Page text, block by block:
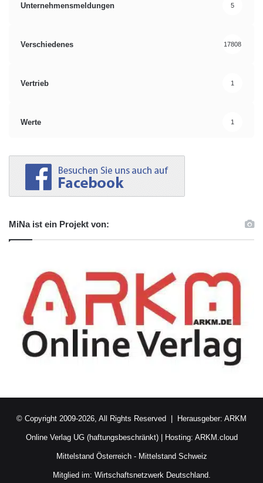
Unternehmensmeldungen 5
Verschiedenes 17808
Vertrieb 1
Werte 1
MiNa ist ein Projekt von:
© Copyright 2009-2026, All Rights Reserved | Herausgeber: ARKM
Online Verlag UG (haftungsbeschränkt)| Hosting: ARKM.cloud
Mittelstand Österreich- Mittelstand Schweiz
Mitglied im: Wirtschaftsnetzwerk Deutschland.